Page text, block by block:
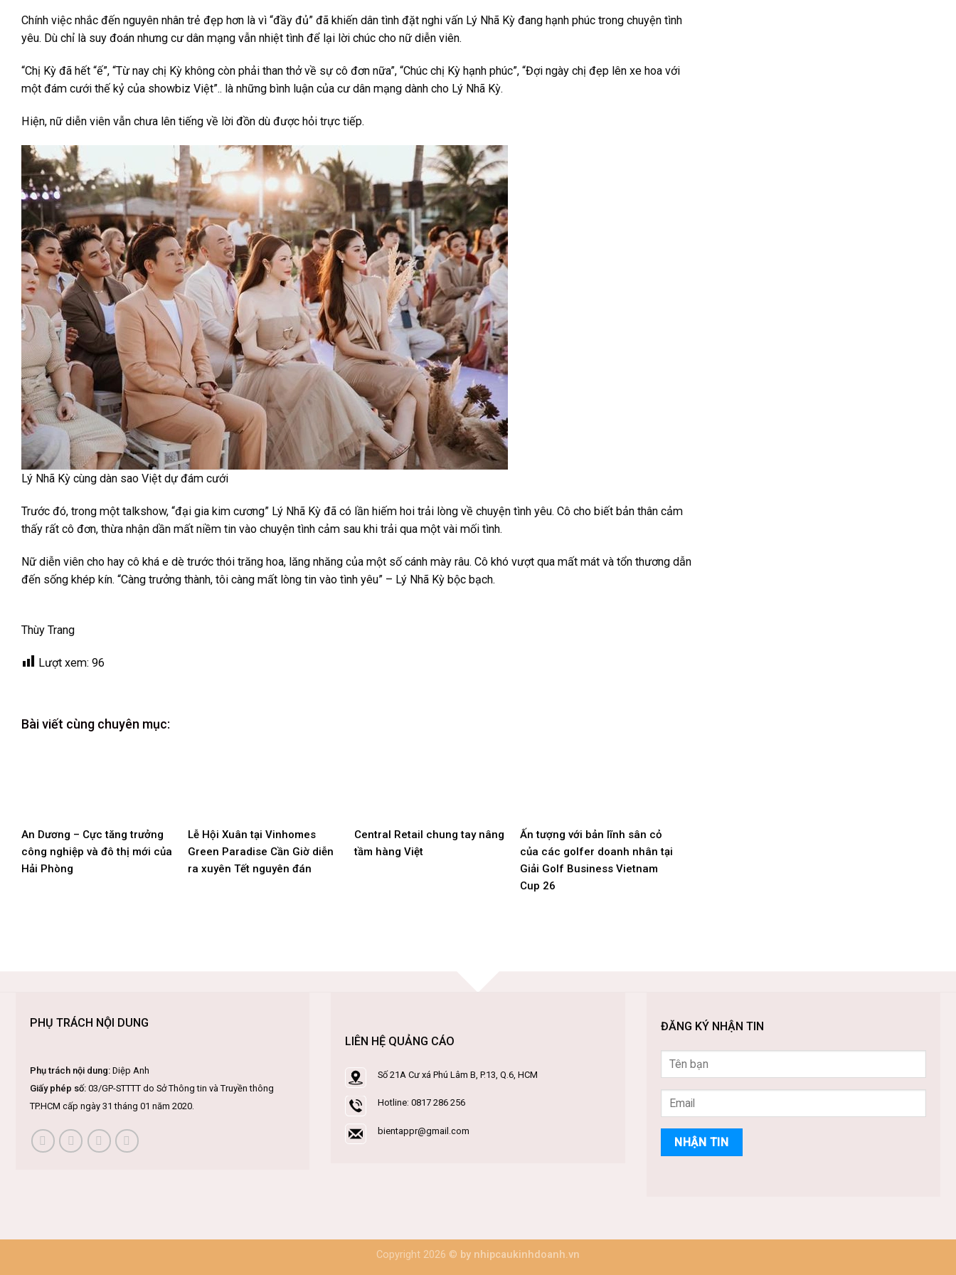
Chính việc nhắc đến nguyên nhân trẻ đẹp hơn là vì “đầy đủ” đã khiến dân tình đặt nghi vấn Lý Nhã Kỳ đang hạnh phúc trong chuyện tình
yêu. Dù chỉ là suy đoán nhưng cư dân mạng vẫn nhiệt tình để lại lời chúc cho nữ diễn viên.
“Chị Kỳ đã hết “ế”, “Từ nay chị Kỳ không còn phải than thở về sự cô đơn nữa”, “Chúc chị Kỳ hạnh phúc”, “Đợi ngày chị đẹp lên xe hoa với
một đám cưới thế kỷ của showbiz Việt”.. là những bình luận của cư dân mạng dành cho Lý Nhã Kỳ.
Hiện, nữ diễn viên vẫn chưa lên tiếng về lời đồn dù được hỏi trực tiếp.
Lý Nhã Kỳ cùng dàn sao Việt dự đám cưới
Trước đó, trong một talkshow, “đại gia kim cương” Lý Nhã Kỳ đã có lần hiếm hoi trải lòng về chuyện tình yêu. Cô cho biết bản thân cảm
thấy rất cô đơn, thừa nhận dần mất niềm tin vào chuyện tình cảm sau khi trải qua một vài mối tình.
Nữ diễn viên cho hay cô khá e dè trước thói trăng hoa, lăng nhăng của một số cánh mày râu. Cô khó vượt qua mất mát và tổn thương dẫn
đến sống khép kín. “Càng trưởng thành, tôi càng mất lòng tin vào tình yêu” – Lý Nhã Kỳ bộc bạch.
Thùy Trang
Lượt xem: 96
Bài viết cùng chuyên mục:
An Dương – Cực tăng trưởng
công nghiệp và đô thị mới của
Hải Phòng
Lễ Hội Xuân tại Vinhomes
Green Paradise Cần Giờ diễn
ra xuyên Tết nguyên đán
Central Retail chung tay nâng
tầm hàng Việt
Ấn tượng với bản lĩnh sân cỏ
của các golfer doanh nhân tại
Giải Golf Business Vietnam
Cup 26
PHỤ TRÁCH NỘI DUNG
Phụ trách nội dung: Diệp Anh
Giấy phép số: 03/GP-STTTT do Sở Thông tin và Truyền thông
TP.HCM cấp ngày 31 tháng 01 năm 2020.
LIÊN HỆ QUẢNG CÁO
Số 21A Cư xá Phú Lâm B, P.13, Q.6, HCM
Hotline: 0817 286 256
bientappr@gmail.com
ĐĂNG KÝ NHẬN TIN
Copyright 2026 © by nhipcaukinhdoanh.vn